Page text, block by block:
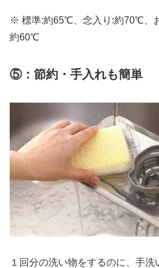
※ 標準:約65℃、念入り:約70℃、
約60℃
⑤：節約・手入れも簡単
１回分の洗い物をするのに、手